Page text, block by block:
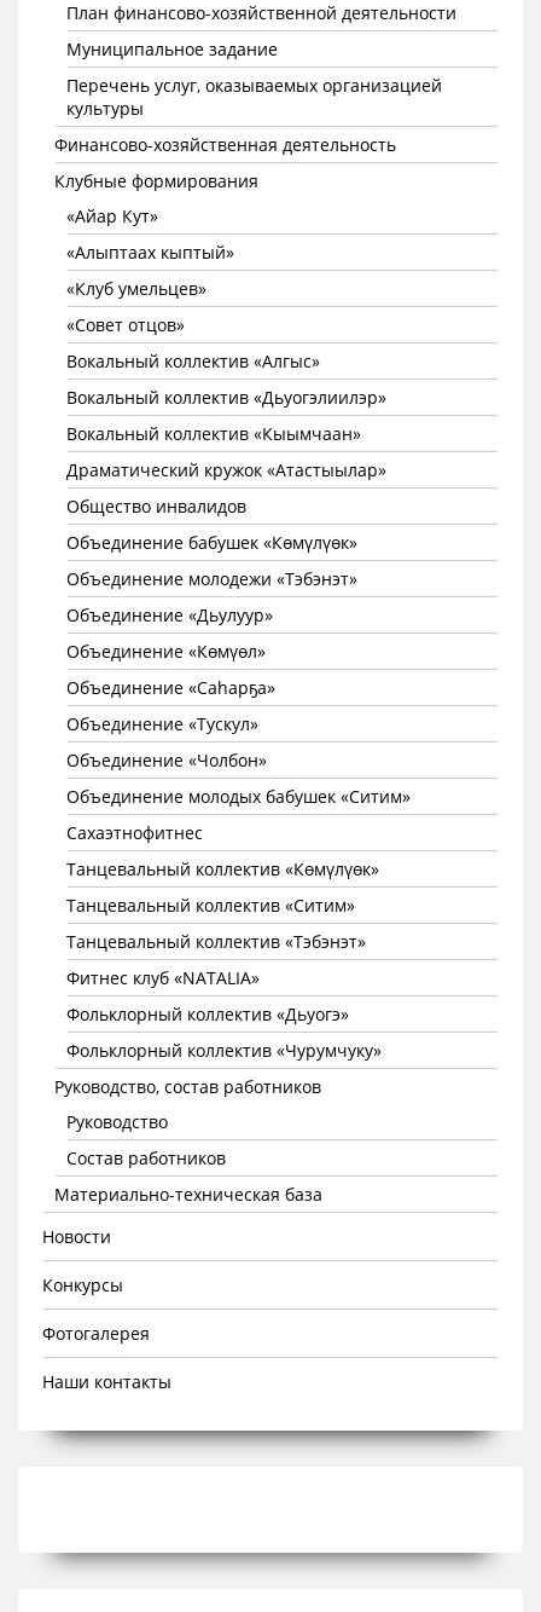
План финансово-хозяйственной деятельности
Муниципальное задание
Перечень услуг, оказываемых организацией
культуры
Финансово-хозяйственная деятельность
Клубные формирования
«Айар Кут»
«Алыптаах кыптый»
«Клуб умельцев»
«Совет отцов»
Вокальный коллектив «Алгыс»
Вокальный коллектив «Дьуогэлиилэр»
Вокальный коллектив «Кыымчаан»
Драматический кружок «Атастыылар»
Общество инвалидов
Объединение бабушек «Көмүлүөк»
Объединение молодежи «Тэбэнэт»
Объединение «Дьулуур»
Объединение «Көмүөл»
Объединение «Саhарҕа»
Объединение «Тускул»
Объединение «Чолбон»
Объединение молодых бабушек «Ситим»
Сахаэтнофитнес
Танцевальный коллектив «Көмүлүөк»
Танцевальный коллектив «Ситим»
Танцевальный коллектив «Тэбэнэт»
Фитнес клуб «NATALIA»
Фольклорный коллектив «Дьуогэ»
Фольклорный коллектив «Чурумчуку»
Руководство, состав работников
Руководство
Состав работников
Материально-техническая база
Новости
Конкурсы
Фотогалерея
Наши контакты